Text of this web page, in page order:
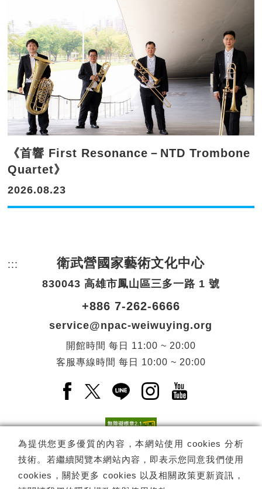
《首響 First Resonance－NTD Trombone
Quartet》
2026.08.23
為提供您更多優質的內容，本網站使用 cookies 分析
技術。若繼續閱覽本網站內容，即表示您同意我們使用
cookies，關於更多 cookies 以及相關政策更新資訊，
::: 頁尾網站資訊。
衛武營國家藝術文化中心
830043 高雄市鳳山區三多一路 1 號
+886 7-262-6666
service@npac-weiwuying.org
開館時間 每日
11:00 ~ 20:00
客服專線時間 每日 10:00 ~ 20:00
Facebook(另開新視窗)
X(另開新視窗)
LINE(另開新視窗)
Instagram(另開新視
YouTube(另開
電子報訂閱 訂閱